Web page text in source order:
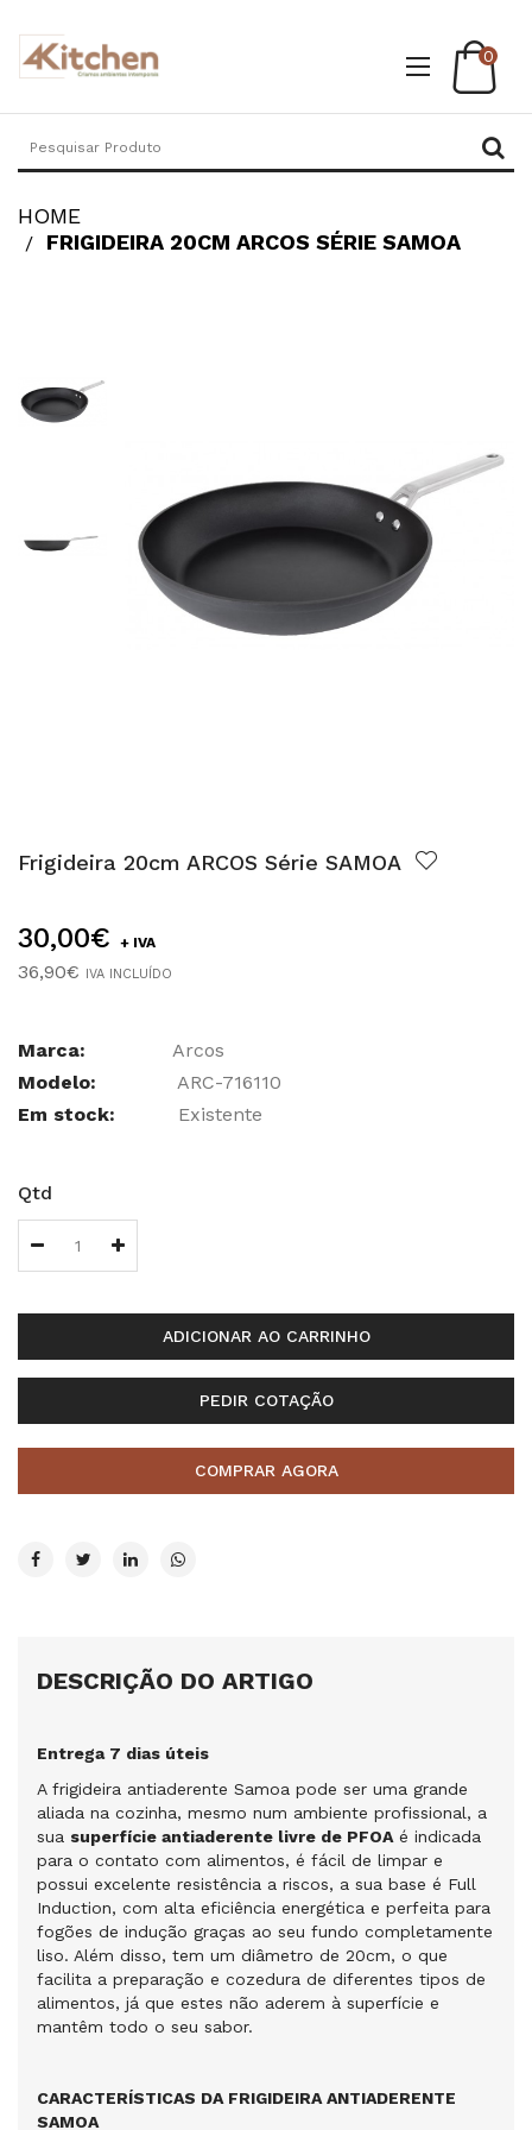
0
HOME
FRIGIDEIRA 20CM ARCOS SÉRIE SAMOA
Frigideira 20cm ARCOS Série SAMOA
30,00€ + IVA
36,90€ IVA INCLUÍDO
Marca:
Arcos
Modelo:
ARC-716110
Em stock:
Existente
Qtd
ADICIONAR AO CARRINHO
PEDIR COTAÇÃO
COMPRAR AGORA
DESCRIÇÃO DO ARTIGO
Entrega 7 dias úteis
A frigideira antiaderente Samoa pode ser uma grande
aliada na cozinha, mesmo num ambiente profissional, a
sua superfície antiaderente livre de PFOA é indicada
para o contato com alimentos, é fácil de limpar e
possui excelente resistência a riscos, a sua base é Full
Induction, com alta eficiência energética e perfeita para
fogões de indução graças ao seu fundo completamente
liso. Além disso, tem um diâmetro de 20cm, o que
facilita a preparação e cozedura de diferentes tipos de
alimentos, já que estes não aderem à superfície e
mantêm todo o seu sabor.
CARACTERÍSTICAS DA FRIGIDEIRA ANTIADERENTE
SAMOA